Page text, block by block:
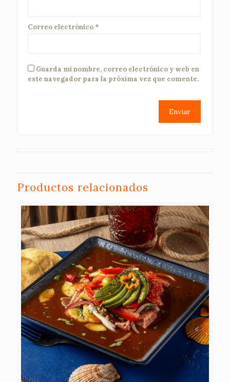
Correo electrónico *
Guarda mi nombre, correo electrónico y web en
este navegador para la próxima vez que comente.
Productos relacionados